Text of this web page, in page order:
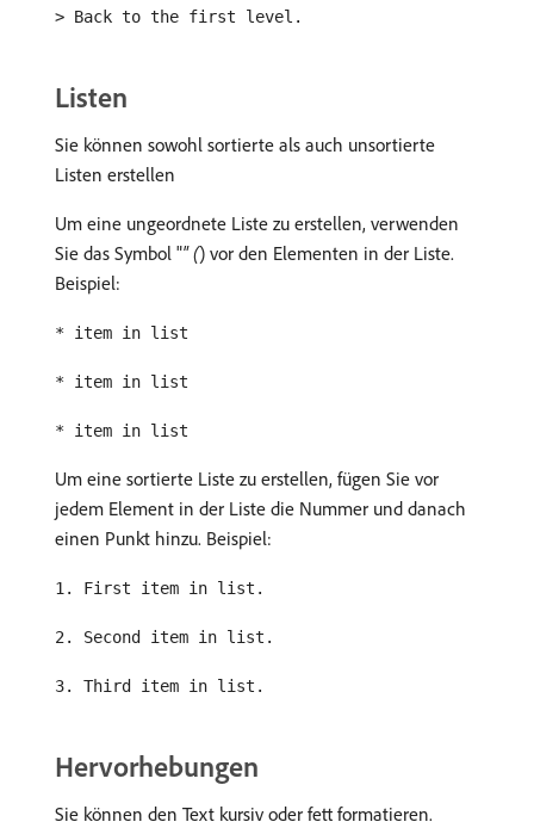
> Back to the first level.
Listen
Sie können sowohl sortierte als auch unsortierte
Listen erstellen
Um eine ungeordnete Liste zu erstellen, verwenden
Sie das Symbol "" () vor den Elementen in der Liste.
Beispiel:
* item in list
* item in list
* item in list
Um eine sortierte Liste zu erstellen, fügen Sie vor
jedem Element in der Liste die Nummer und danach
einen Punkt hinzu. Beispiel:
1. First item in list.
2. Second item in list.
3. Third item in list.
Hervorhebungen
Sie können den Text kursiv oder fett formatieren.